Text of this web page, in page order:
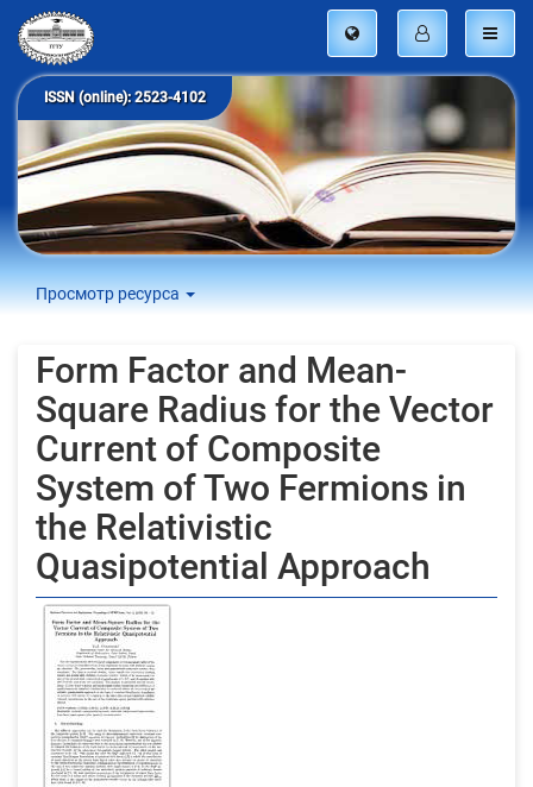
ISSN (online): 2523-4102
Просмотр ресурса
Form Factor and Mean-
Square Radius for the Vector
Current of Composite
System of Two Fermions in
the Relativistic
Quasipotential Approach